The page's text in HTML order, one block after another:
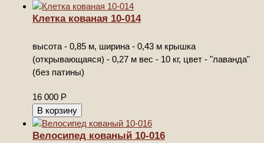
Клетка кованая 10-014
высота - 0,85 м, ширина - 0,43 м крышка
(открывающаяся) - 0,27 м вес - 10 кг, цвет - "лаванда"
(без патины)
16 000 Р
Велосипед кованый 10-016